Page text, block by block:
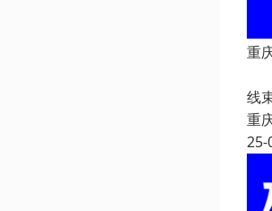
重
线
重
25-